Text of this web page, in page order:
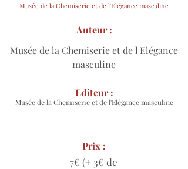
Musée de la Chemiserie et de l'Elégance masculine
Musée de la Chemiserie et de l'Elégance
masculine
Auteur :
Musée de la Chemiserie et de l'Elégance masculine
Editeur :
Prix :
7€ (+ 3€ de